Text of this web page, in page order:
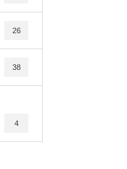
26
38
4